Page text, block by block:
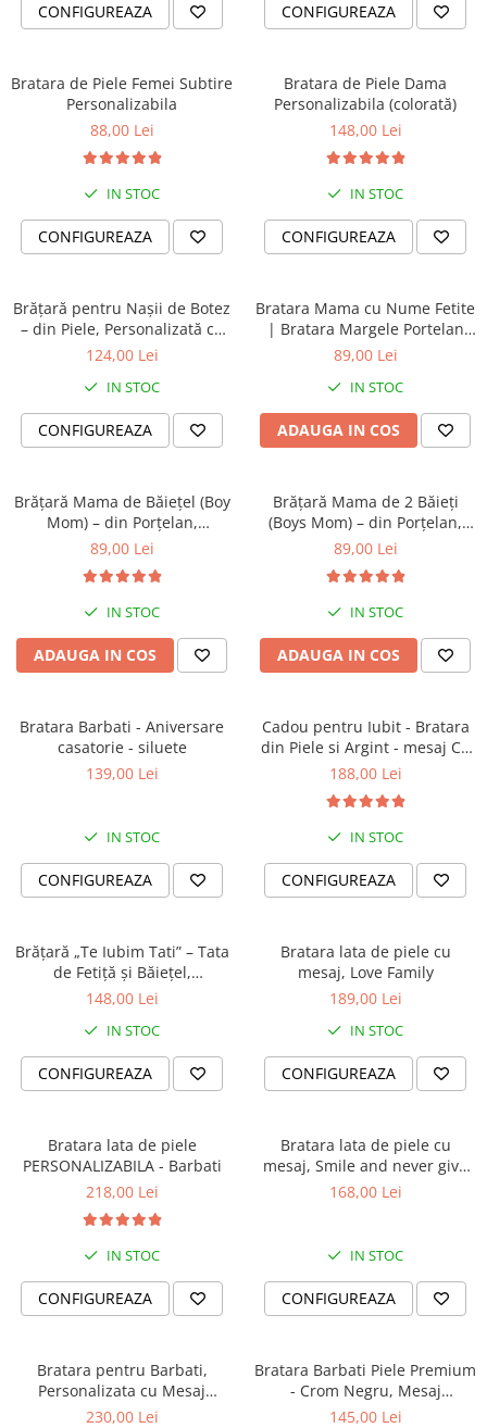
CONFIGUREAZA CONFIGUREAZA
Bratara de Piele Femei Subtire
Personalizabila
88,00 Lei
IN STOC
CONFIGUREAZA
Bratara de Piele Dama
Personalizabila (colorată)
148,00 Lei
IN STOC
CONFIGUREAZA
Brățară pentru Nașii de Botez
– din Piele, Personalizată cu
Mesaj
124,00 Lei
IN STOC
CONFIGUREAZA
Bratara Mama cu Nume Fetite
| Bratara Margele Portelan
Turcoaz Roz Personalizata |
89,00 Lei
IN STOC
ADAUGA IN COS
Brățară Mama de Băiețel (Boy
Mom) – din Porțelan,
Personalizată cu Nume
89,00 Lei
IN STOC
ADAUGA IN COS
Brățară Mama de 2 Băieți
(Boys Mom) – din Porțelan,
Personalizată cu Nume
89,00 Lei
IN STOC
ADAUGA IN COS
Bratara Barbati - Aniversare
casatorie - siluete
139,00 Lei
IN STOC
CONFIGUREAZA
Cadou pentru Iubit - Bratara
din Piele si Argint - mesaj Cu
tine
188,00 Lei
IN STOC
CONFIGUREAZA
Brățară „Te Iubim Tati” – Tata
de Fetiță și Băiețel,
Personalizată, Din Piele
148,00 Lei
IN STOC
CONFIGUREAZA
Bratara lata de piele cu
mesaj, Love Family
189,00 Lei
IN STOC
CONFIGUREAZA
Bratara lata de piele
PERSONALIZABILA - Barbati
218,00 Lei
IN STOC
CONFIGUREAZA
Bratara lata de piele cu
mesaj, Smile and never give
up
168,00 Lei
IN STOC
CONFIGUREAZA
Bratara pentru Barbati,
Personalizata cu Mesaj
Călător, Slide Force
230,00 Lei
Bratara Barbati Piele Premium
- Crom Negru, Mesaj
Unexpected (classic)
145,00 Lei